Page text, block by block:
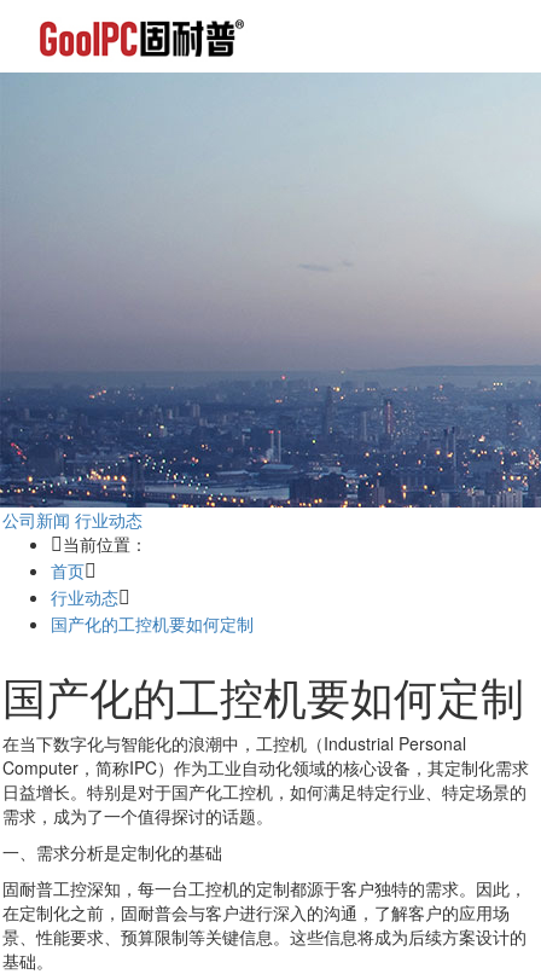
公司新闻 行业动态
当前位置：
首页
行业动态
国产化的工控机要如何定制
国产化的工控机要如何定制
在当下数字化与智能化的浪潮中，工控机（Industrial Personal
Computer，简称IPC）作为工业自动化领域的核心设备，其定制化需求
日益增长。特别是对于国产化工控机，如何满足特定行业、特定场景的
需求，成为了一个值得探讨的话题。
一、需求分析是定制化的基础
固耐普工控深知，每一台工控机的定制都源于客户独特的需求。因此，
在定制化之前，固耐普会与客户进行深入的沟通，了解客户的应用场
景、性能要求、预算限制等关键信息。这些信息将成为后续方案设计的
基础。